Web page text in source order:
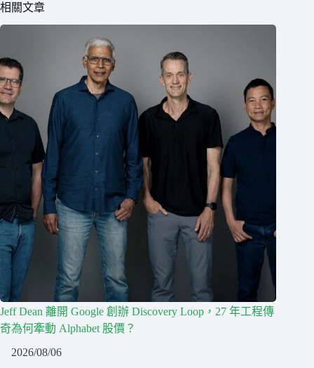
相關文章
Jeff Dean 離開 Google 創辦 Discovery Loop，27 年工程傳
奇為何牽動 Alphabet 股價？
2026/08/06